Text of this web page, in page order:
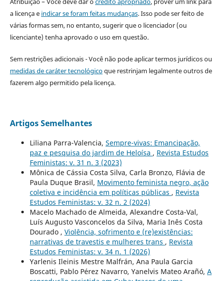
a licença e indicar se foram feitas mudanças. Isso pode ser feito de
várias formas sem, no entanto, sugerir que o licenciador (ou
licenciante) tenha aprovado o uso em questão.
Sem restrições adicionais - Você não pode aplicar termos jurídicos ou
medidas de caráter tecnológicoque restrinjam legalmente outros de
fazerem algo permitido pela licença.
Artigos Semelhantes
Liliana Parra-Valencia, Sempre-vivas: Emancipação,
paz e pesquisa do jardim de Heloísa , Revista Estudos
Feministas: v. 31 n. 3 (2023)
Mônica de Cássia Costa Silva, Carla Bronzo, Flávia de
Paula Duque Brasil, Movimento feminista negro, ação
coletiva e incidência em políticas públicas , Revista
Estudos Feministas: v. 32 n. 2 (2024)
Macelo Machado de Almeida, Alexandre Costa-Val,
Luís Augusto Vasconcelos da Silva, Maria Inês Costa
Dourado , Violência, sofrimento e (re)existências:
narrativas de travestis e mulheres trans , Revista
Estudos Feministas: v. 34 n. 1 (2026)
Yarlenis Ileinis Mestre Malfrán, Ana Paula Garcia
Boscatti, Pablo Pérez Navarro, Yanelvis Mateo Arañó, A